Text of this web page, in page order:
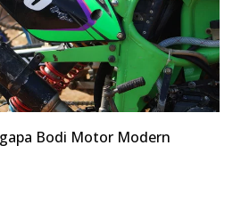
Bodi Motor Modern